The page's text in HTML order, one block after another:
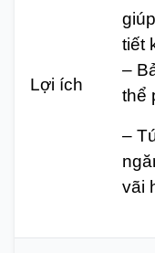
Lợi ích
tiết
–
thể
–
vãi